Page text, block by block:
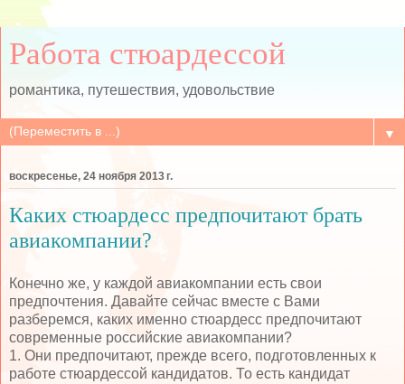
Работа стюардессой
романтика, путешествия, удовольствие
▼
воскресенье, 24 ноября 2013 г.
Каких стюардесс предпочитают брать
авиакомпании?
Конечно же, у каждой авиакомпании есть свои
предпочтения. Давайте сейчас вместе с Вами
разберемся, каких именно стюардесс предпочитают
современные российские авиакомпании?
1. Они предпочитают, прежде всего, подготовленных к
работе стюардессой кандидатов. То есть кандидат